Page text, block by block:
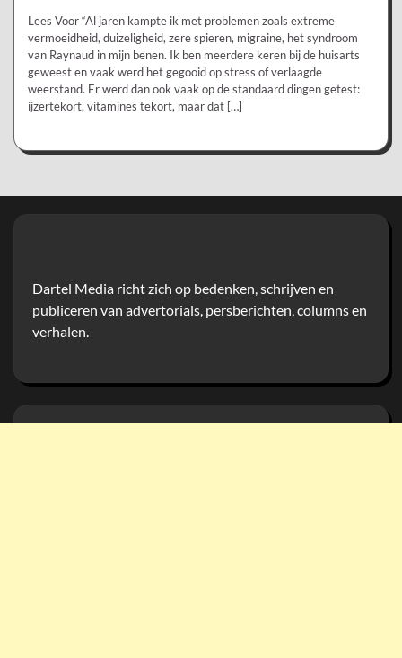
Lees Voor “Al jaren kampte ik met problemen zoals extreme
vermoeidheid, duizeligheid, zere spieren, migraine, het syndroom
van Raynaud in mijn benen. Ik ben meerdere keren bij de huisarts
geweest en vaak werd het gegooid op stress of verlaagde
weerstand. Er werd dan ook vaak op de standaard dingen getest:
ijzertekort, vitamines tekort, maar dat […]
Dartel Media richt zich op bedenken, schrijven en
publiceren van advertorials, persberichten, columns en
verhalen.